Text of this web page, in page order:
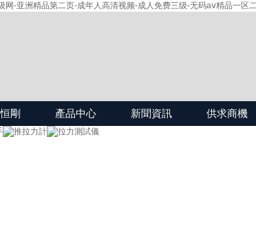
-亚洲精品第二页-成年人高清视频-成人免费三级-无码aⅴ精品一
剛 產品中心 新聞資訊 供求商機